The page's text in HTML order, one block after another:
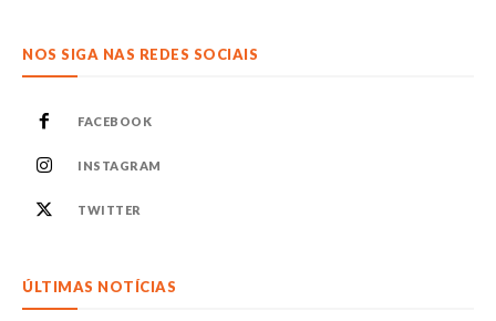
NOS SIGA NAS REDES SOCIAIS
FACEBOOK
INSTAGRAM
TWITTER
ÚLTIMAS NOTÍCIAS